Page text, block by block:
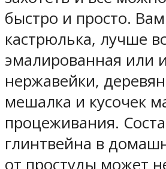
быстро и просто.
кастрюлька, лучше
эмалированная или
нержавейки,
мешалка и кусочек
процеживания.
глинтвейна в
от простуды может